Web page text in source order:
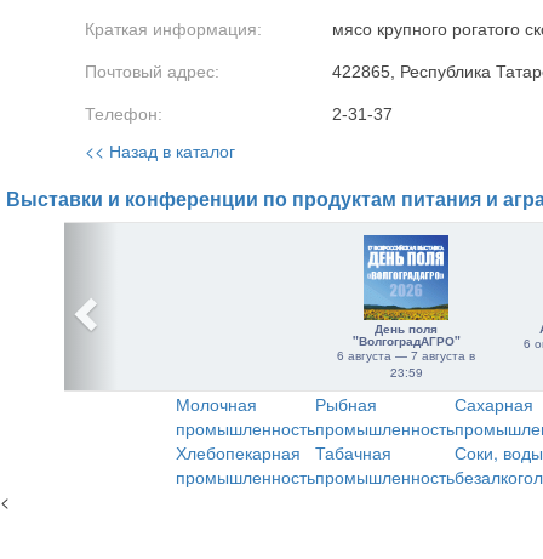
Краткая информация: мясо крупного рогатого
Почтовый адрес: 422865, Республика
Телефон: 2-31-37
<< Назад в каталог
Выставки и конференции по продуктам питания и
День поля
"ВолгоградАГРО"
6 августа — 7 августа в
23:59
6
Молочная
промышленность
Рыбная
промышленность
Сахарная
Хлебопекарная
промышленность
Табачная
промышленность
Соки,
<